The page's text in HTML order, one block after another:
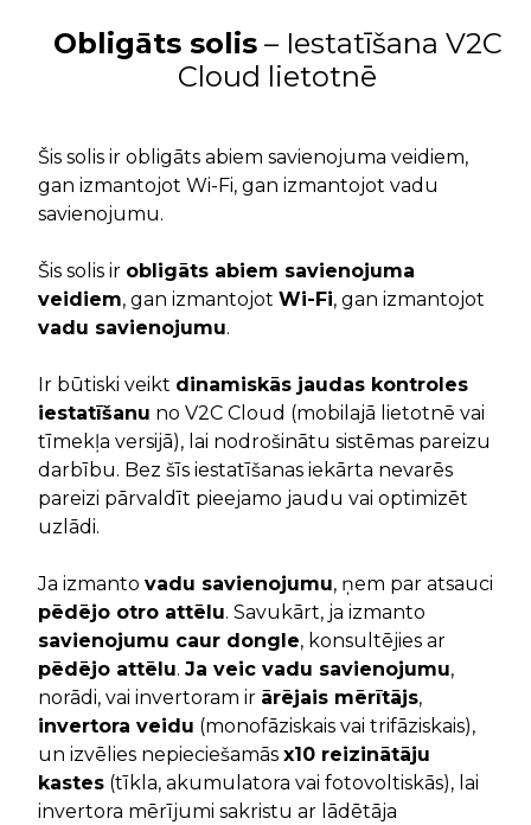
Obligāts solis– Iestatīšana V2C
Cloud lietotnē
Šis solis ir obligāts abiem savienojuma veidiem,
gan izmantojot Wi-Fi, gan izmantojot vadu
savienojumu.
Šis solis ir obligāts abiem savienojuma
veidiem, gan izmantojot Wi-Fi, gan izmantojot
vadu savienojumu.
Ir būtiski veikt dinamiskās jaudas kontroles
iestatīšanu no V2C Cloud (mobilajā lietotnē vai
tīmekļa versijā), lai nodrošinātu sistēmas pareizu
darbību. Bez šīs iestatīšanas iekārta nevarēs
pareizi pārvaldīt pieejamo jaudu vai optimizēt
uzlādi.
Ja izmanto vadu savienojumu, ņem par atsauci
pēdējo otro attēlu. Savukārt, ja izmanto
savienojumu caur dongle, konsultējies ar
pēdējo attēlu. Ja veic vadu savienojumu,
norādi, vai invertoram ir ārējais mērītājs,
invertora veidu (monofāziskais vai trifāziskais),
un izvēlies nepieciešamās x10 reizinātāju
kastes (tīkla, akumulatora vai fotovoltiskās), lai
invertora mērījumi sakristu ar lādētāja